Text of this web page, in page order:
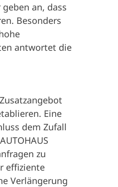
an, dass
Besonders
antwortet die
Eine
dem Zufall
zu
effiziente
Verlängerung